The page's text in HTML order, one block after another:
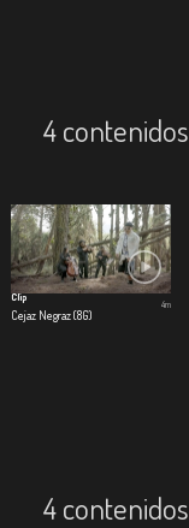
4 contenidos
Clip
Cejaz Negraz (8G)
4m
4 contenidos